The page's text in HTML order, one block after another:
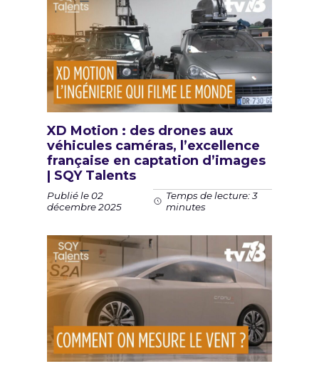
XD Motion : des drones aux
véhicules caméras, l’excellence
française en captation d’images
| SQY Talents
Publié le 02
décembre 2025
Temps de lecture: 3
minutes